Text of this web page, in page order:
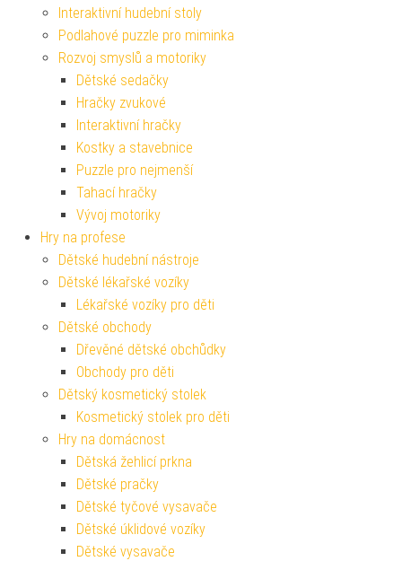
Interaktivní hudební stoly
Podlahové puzzle pro miminka
Rozvoj smyslů a motoriky
Dětské sedačky
Hračky zvukové
Interaktivní hračky
Kostky a stavebnice
Puzzle pro nejmenší
Tahací hračky
Vývoj motoriky
Hry na profese
Dětské hudební nástroje
Dětské lékařské vozíky
Lékařské vozíky pro děti
Dětské obchody
Dřevěné dětské obchůdky
Obchody pro děti
Dětský kosmetický stolek
Kosmetický stolek pro děti
Hry na domácnost
Dětská žehlicí prkna
Dětské pračky
Dětské tyčové vysavače
Dětské úklidové vozíky
Dětské vysavače